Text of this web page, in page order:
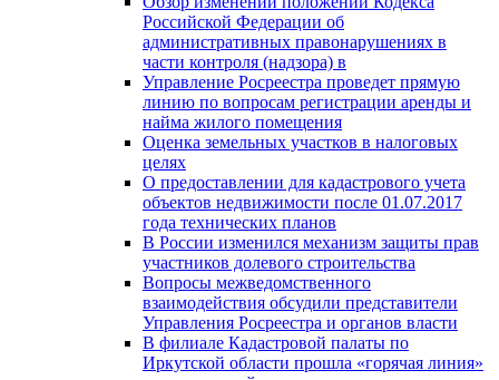
Российской Федерации об
административных правонарушениях в
части контроля (надзора) в
Управление Росреестра проведет прямую
линию по вопросам регистрации аренды и
найма жилого помещения
Оценка земельных участков в налоговых
целях
О предоставлении для кадастрового учета
объектов недвижимости после 01.07.2017
года технических планов
В России изменился механизм защиты прав
участников долевого строительства
Вопросы межведомственного
взаимодействия обсудили представители
Управления Росреестра и органов власти
В филиале Кадастровой палаты по
Иркутской области прошла «горячая линия»